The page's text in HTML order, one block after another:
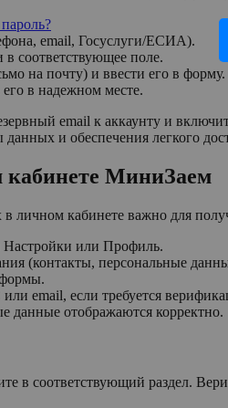
email, Госуслуги/ЕСИА).
соответствующее поле.
на почту) и ввести его в форму.
в надежном месте.
email к аккаунту и
и обеспечения легкого
кабинете МиниЗаем
кабинете важно для
Настройки или Профиль.
(контакты, персональные
email, если требуется
данные отображаются корректно.
в соответствующий раздел.